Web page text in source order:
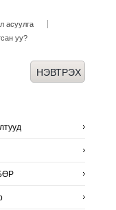
асуулга
уу?